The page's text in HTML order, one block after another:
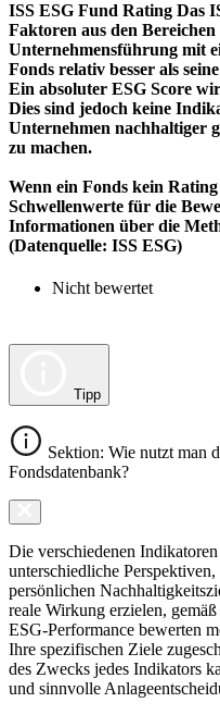
ISS ESG Fund Rating Das
Faktoren aus den
Unternehmensführung mit
Fonds relativ besser als
Ein absoluter ESG Score
Dies sind jedoch keine
Unternehmen nachhaltiger
zu machen.
Wenn ein Fonds kein
Schwellenwerte für die
Informationen über die
(Datenquelle: ISS ESG)
Nicht bewertet
Tipp
Sektion: Wie nutzt man
Fondsdatenbank?
Die verschiedenen
unterschiedliche
persönlichen
reale Wirkung erzielen,
ESG-Performance bewerten
Ihre spezifischen Ziele
des Zwecks jedes Indikators
und sinnvolle